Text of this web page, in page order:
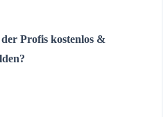
Profis kostenlos &